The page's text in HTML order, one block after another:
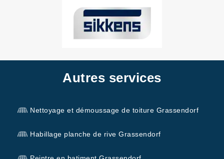
Autres services
Nettoyage et démoussage de toiture Grassendorf
Habillage planche de rive Grassendorf